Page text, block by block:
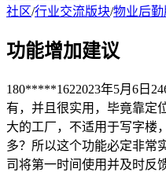
社区/行业交流版块/物业后
功能增加建议
180*****1622023年5月6日
有，并且很实用，毕竟靠定
大的工厂，不适用于写字楼
多？所以这个功能必定非常
司将第一时间使用并及时反